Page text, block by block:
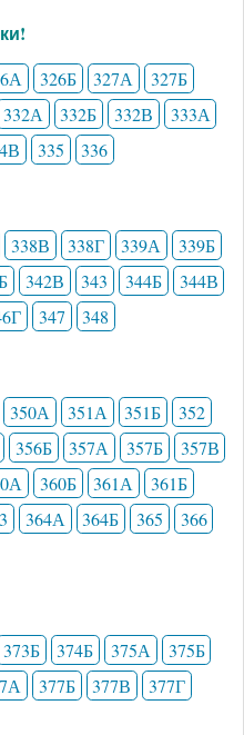
326Б 327А
327Б
332А 332Б 332В
333А
335 336
338В 338Г 339А
339Б
342В 343 344Б
344В
347 348
350А 351А 351Б
352
356Б 357А 357Б
357В
360Б 361А
361Б
364А 364Б 365
366
373Б 374Б 375А
375Б
377Б 377В
377Г